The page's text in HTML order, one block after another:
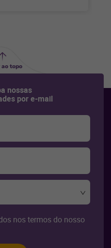
topo
nossas
por e-mail
nos termos do nosso